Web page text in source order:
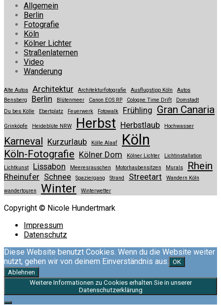
Allgemein
Berlin
Fotografie
Köln
Kölner Lichter
Straßenlaternen
Video
Wanderung
Alte Autos Architektur Architekturfotografie Ausflugstipp Köln
Autos
Bensberg
Berlin Blütenmeer Canon EOS RP Cologne Time Drift
Domstadt
Du bes Kölle
Ebertplatz Feuerwerk Fotowalk Frühling Gran Canaria
Grinköpfe Heideblüte NRW Herbst Herbstlaub Hochwasser
Karneval Kurzurlaub Kölle Alaaf Köln
Köln-Fotografie Kölner Dom Kölner Lichter
Lichtinstallation
Lichtkunst
Lissabon Meeresrauschen Motorhaubensitzen Murals Rhein
Rheinufer Schnee Spaziergang Strand Streetart
Wandern Köln
wandertouren
Winter Winterwetter
Copyright © Nicole Hundertmark
Impressum
Datenschutz
Diese Website benutzt Cookies. Wenn du die Website weiter
nutzt, gehen wir von deinem Einverständnis aus.
OK
Ablehnen
Weitere Informationen zu Cookies erhalten Sie in unserer
Datenschutzerklärung